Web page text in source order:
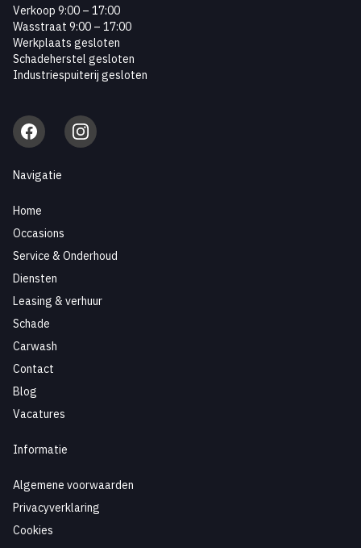
Verkoop 9:00 – 17:00
Wasstraat 9:00 – 17:00
Werkplaats gesloten
Schadeherstel gesloten
Industriespuiterij gesloten
Facebook Instagram
Navigatie
Home
Occasions
Service & Onderhoud
Diensten
Leasing & verhuur
Schade
Carwash
Contact
Blog
Vacatures
Informatie
Algemene voorwaarden
Privacyverklaring
Cookies